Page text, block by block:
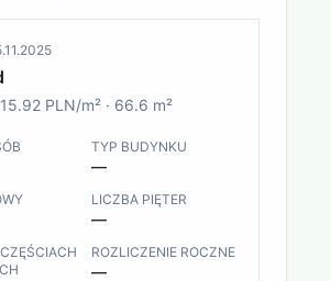
15.92 PLN/m² · 66.6 m²
TYP BUDYNKU
—
LICZBA PIĘTER
—
ROZLICZENIE ROCZNE
—